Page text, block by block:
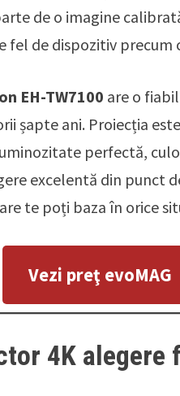
de o imagine
fel de dispozitiv
EH-TW7100 are o
șapte ani. Proiecția
perfectă,
excelentă din punct
te poți baza în orice
Vezi preţ evoMAG
4K